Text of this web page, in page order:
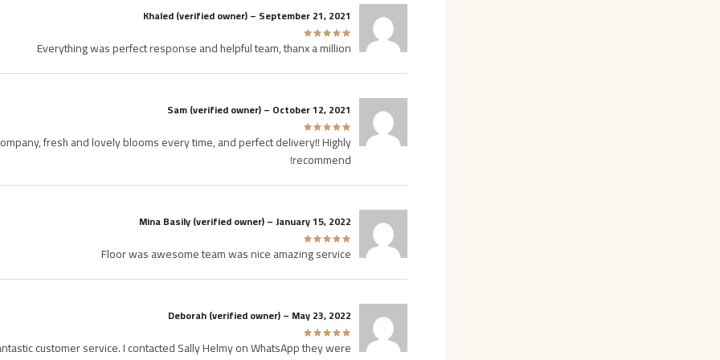
Khaled(verified owner)– September 21, 2021
Everything was perfect response and helpful team, thanx a million
Sam(verified owner)– October 12, 2021
fresh and lovely blooms every time, and perfect delivery!! Highly
recommend!
Mina Basily(verified owner)– January 15, 2022
Floor was awesome team was nice amazing service
Deborah(verified owner)– May 23, 2022
customer service. I contacted Sally Helmy on WhatsApp they were